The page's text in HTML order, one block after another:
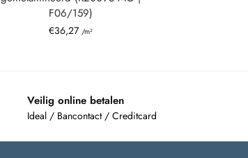
F06/159)
€36,27 /m²
Veilig online betalen
Ideal / Bancontact / Creditcard